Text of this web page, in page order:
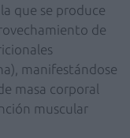
que se produce
de
manifestándose
masa corporal
muscular